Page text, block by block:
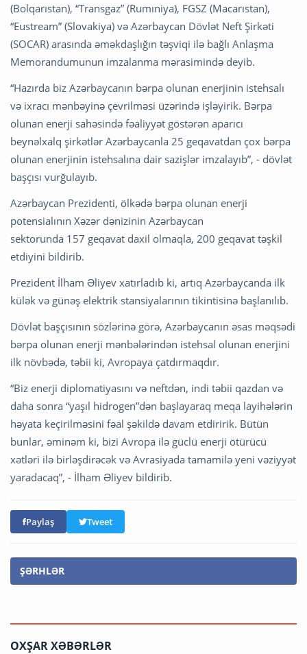
(Bolqarıstan), “Transgaz” (Rumıniya), FGSZ (Macarıstan),
“Eustream” (Slovakiya) və Azərbaycan Dövlət Neft Şirkəti
(SOCAR) arasında əməkdaşlığın təşviqi ilə bağlı Anlaşma
Memorandumunun imzalanma mərasimində deyib.
“Hazırda biz Azərbaycanın bərpa olunan enerjinin istehsalı
və ixracı mənbəyinə çevrilməsi üzərində işləyirik. Bərpa
olunan enerji sahəsində fəaliyyət göstərən aparıcı
beynəlxalq şirkətlər Azərbaycanla 25 geqavatdan çox bərpa
olunan enerjinin istehsalına dair sazişlər imzalayıb”, - dövlət
başçısı vurğulayıb.
Azərbaycan Prezidenti, ölkədə bərpa olunan enerji
potensialının Xəzər dənizinin Azərbaycan
sektorunda 157 geqavat daxil olmaqla, 200 geqavat təşkil
etdiyini bildirib.
Prezident İlham Əliyev xatırladıb ki, artıq Azərbaycanda ilk
külək və günəş elektrik stansiyalarının tikintisinə başlanılıb.
Dövlət başçısının sözlərinə görə, Azərbaycanın əsas məqsədi
bərpa olunan enerji mənbələrindən istehsal olunan enerjini
ilk növbədə, təbii ki, Avropaya çatdırmaqdır.
“Biz enerji diplomatiyasını və neftdən, indi təbii qazdan və
daha sonra “yaşıl hidrogen”dən başlayaraq meqa layihələrin
həyata keçirilməsini fəal şəkildə davam etdiririk. Bütün
bunlar, əminəm ki, bizi Avropa ilə güclü enerji ötürücü
xətləri ilə birləşdirəcək və Avrasiyada tamamilə yeni vəziyyət
yaradacaq”, - İlham Əliyev bildirib.
Paylaş Tweet
ŞƏRHLƏR
OXŞAR XƏBƏRLƏR